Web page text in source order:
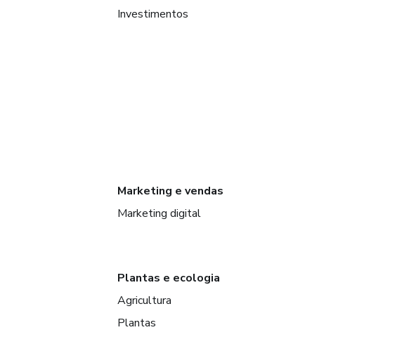
Investimentos
Marketing e vendas
Marketing digital
Plantas e ecologia
Agricultura
Plantas